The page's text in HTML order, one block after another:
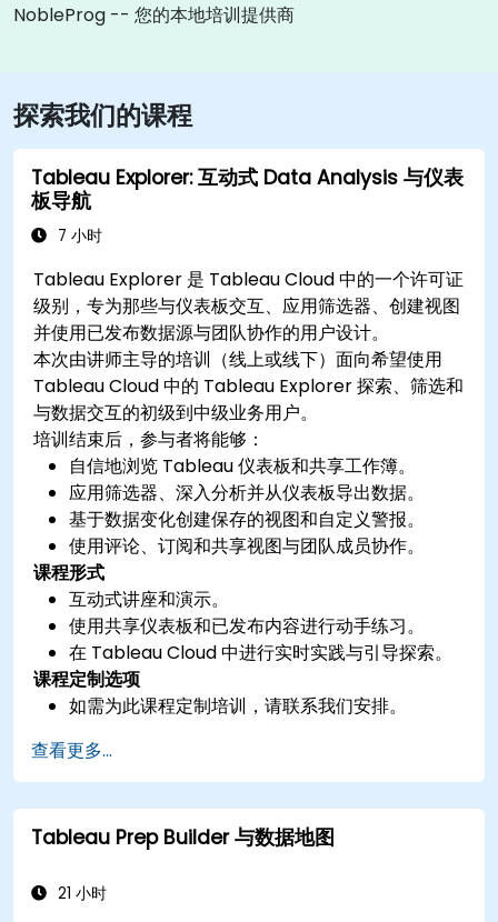
NobleProg -- 您的本地培训提供商
探索我们的课程
Tableau Explorer: 互动式 Data Analysis 与仪表
板导航
7 小时
Tableau Explorer 是 Tableau Cloud 中的一个许可证
级别，专为那些与仪表板交互、应用筛选器、创建视图
并使用已发布数据源与团队协作的用户设计。
本次由讲师主导的培训（线上或线下）面向希望使用
Tableau Cloud 中的 Tableau Explorer 探索、筛选和
与数据交互的初级到中级业务用户。
培训结束后，参与者将能够：
自信地浏览 Tableau 仪表板和共享工作簿。
应用筛选器、深入分析并从仪表板导出数据。
基于数据变化创建保存的视图和自定义警报。
使用评论、订阅和共享视图与团队成员协作。
课程形式
互动式讲座和演示。
使用共享仪表板和已发布内容进行动手练习。
在 Tableau Cloud 中进行实时实践与引导探索。
课程定制选项
如需为此课程定制培训，请联系我们安排。
查看更多...
Tableau Prep Builder 与数据地图
21 小时